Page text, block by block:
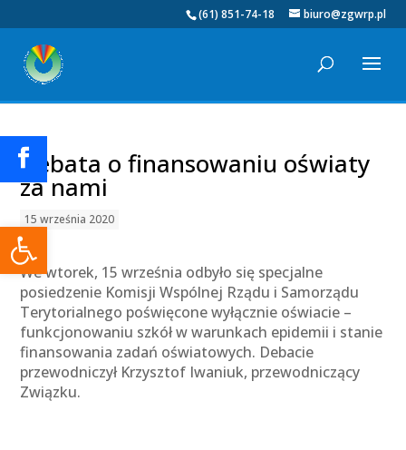
Otwórz pasek narzędzi
(61) 851-74-18 biuro@zgwrp.pl
Debata o finansowaniu oświaty
za nami
15 września 2020
We wtorek, 15 września odbyło się specjalne
posiedzenie Komisji Wspólnej Rządu i Samorządu
Terytorialnego poświęcone wyłącznie oświacie –
funkcjonowaniu szkół w warunkach epidemii i stanie
finansowania zadań oświatowych. Debacie
przewodniczył Krzysztof Iwaniuk, przewodniczący
Związku.